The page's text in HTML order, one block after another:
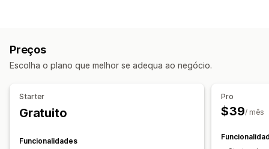
Gestão de referências
Experiência de afiliado
Domínio personalizado
Preços
Escolha o plano que melhor se adequa ao negócio.
Starter
Gratuito
Funcionalidades
Pro
$39/ mês